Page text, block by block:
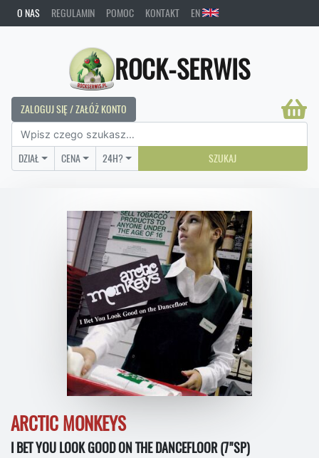
O NAS REGULAMIN POMOC KONTAKT EN
ROCK-SERWIS
ZALOGUJ SIĘ / ZAŁÓŻ KONTO
DZIAŁ CENA 24H? SZUKAJ
ARCTIC MONKEYS
I BET YOU LOOK GOOD ON THE DANCEFLOOR (7"SP)